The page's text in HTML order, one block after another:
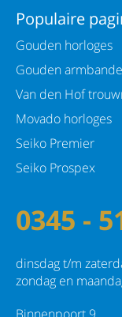
Populaire
Gouden horloges
Gouden
Van den Hof
Movado horloges
Seiko Premier
Seiko Prospex
0345 -
dinsdag t/m
zondag en